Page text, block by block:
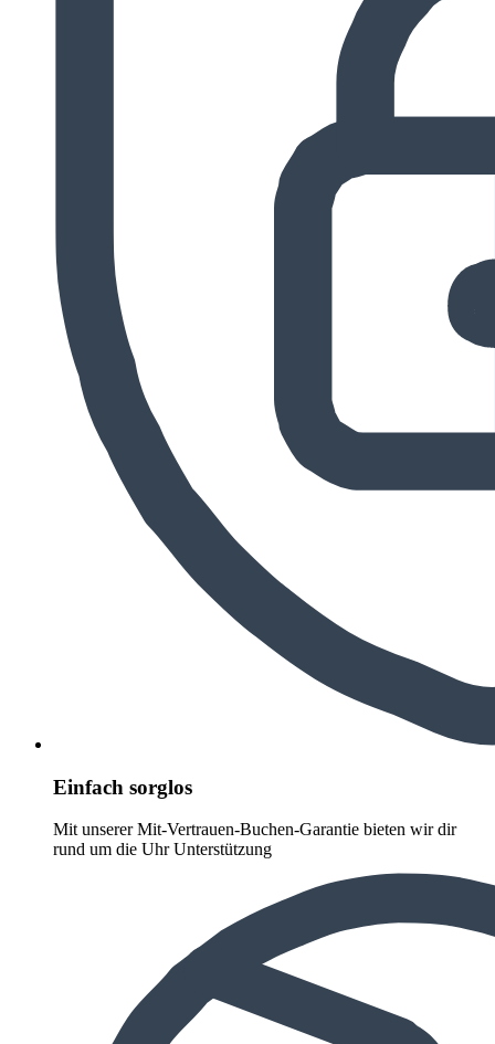
Einfach sorglos
Mit unserer Mit-Vertrauen-Buchen-Garantie bieten wir dir
rund um die Uhr Unterstützung